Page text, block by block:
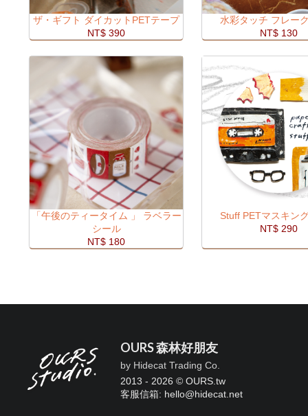
ザ・ギフト ダイカットPETテープ
NT$ 390
水彩タッチ フレー
NT$ 130
「午後のティータイム 」 ラベラー
シール
NT$ 180
Stuff PETマスキン
NT$ 290
OURS 森林好朋友
by Hidecat Trading Co.
2013 - 2026 © OURS.tw
客服信箱: hello@hidecat.net